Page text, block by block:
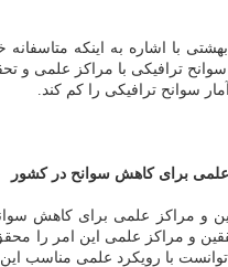
با اشاره به اینكه
ترافیكی با مراكز علمی و
سوانح ترافیكی را كم كند.
برای كاهش سوانح در كشور
و مراكز علمی برای كاهش
رویكرد علمی مناسب این آمار را به